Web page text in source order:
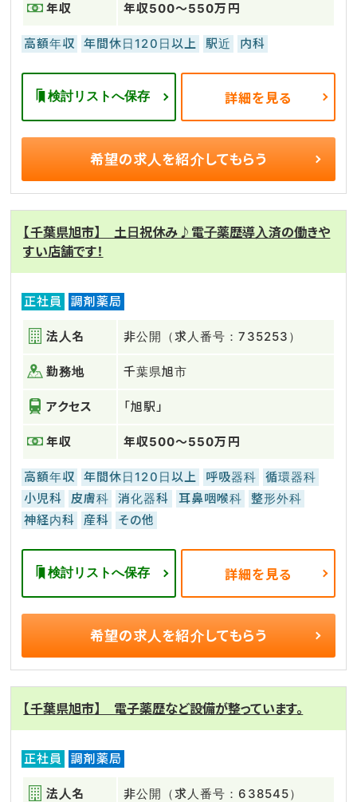
年収 年収500～550万円
高額年収 年間休日120日以上 駅近 内科
検討リストへ保存 詳細を見る
希望の求人を紹介してもらう
【千葉県旭市】 土日祝休み♪電子薬歴導入済の働きや
すい店舗です！
正社員 調剤薬局
法人名 非公開（求人番号：735253）
勤務地 千葉県旭市
アクセス 「旭駅」
年収 年収500～550万円
高額年収 年間休日120日以上 呼吸器科
循環器科
小児科
皮膚科 消化器科 耳鼻咽喉科
整形外科
神経内科
産科 その他
検討リストへ保存 詳細を見る
希望の求人を紹介してもらう
【千葉県旭市】 電子薬歴など設備が整っています。
正社員 調剤薬局
法人名 非公開（求人番号：638545）